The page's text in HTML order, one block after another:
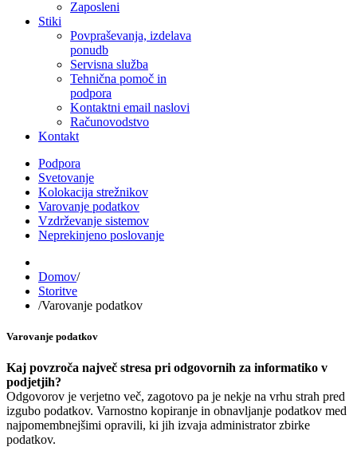
Zaposleni
Stiki
Povpraševanja, izdelava
ponudb
Servisna služba
Tehnična pomoč in
podpora
Kontaktni email naslovi
Računovodstvo
Kontakt
Podpora
Svetovanje
Kolokacija strežnikov
Varovanje podatkov
Vzdrževanje sistemov
Neprekinjeno poslovanje
Domov/
Storitve
/Varovanje podatkov
Varovanje podatkov
Kaj povzroča največ stresa pri odgovornih za informatiko v
podjetjih?
Odgovorov je verjetno več, zagotovo pa je nekje na vrhu strah pred
izgubo podatkov. Varnostno kopiranje in obnavljanje podatkov med
najpomembnejšimi opravili, ki jih izvaja administrator zbirke
podatkov.